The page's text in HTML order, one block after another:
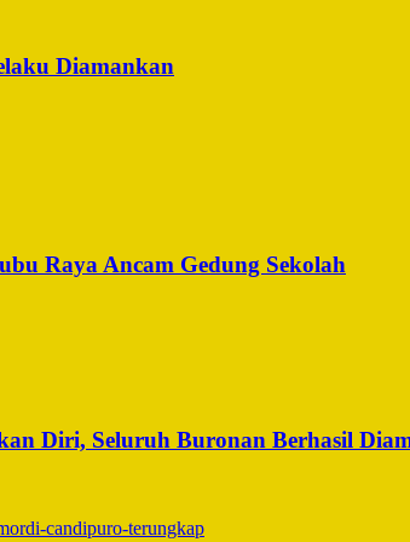
Diamankan
Raya Ancam Gedung Sekolah
Diri, Seluruh Buronan Berhasil